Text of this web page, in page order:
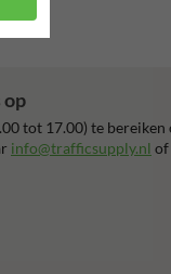
op
tot 17.00) te
info@trafficsupply.nl of